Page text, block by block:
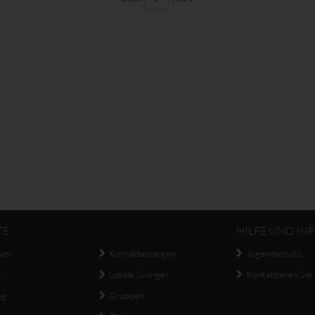
Kontaktanzeigen
Lokale Swinger
Gruppen
HILFE UND
Jugendschutz
Kontaktieren Sie